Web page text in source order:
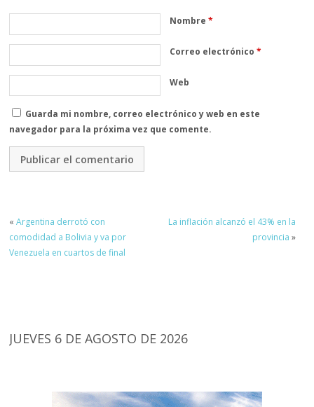
Nombre*
Correo electrónico*
Web
Guarda mi nombre, correo electrónico y web en este
navegador para la próxima vez que comente.
«Argentina derrotó con
comodidad a Bolivia y va por
Venezuela en cuartos de final
La inflación alcanzó el 43% en la
provincia »
JUEVES 6 DE AGOSTO DE 2026